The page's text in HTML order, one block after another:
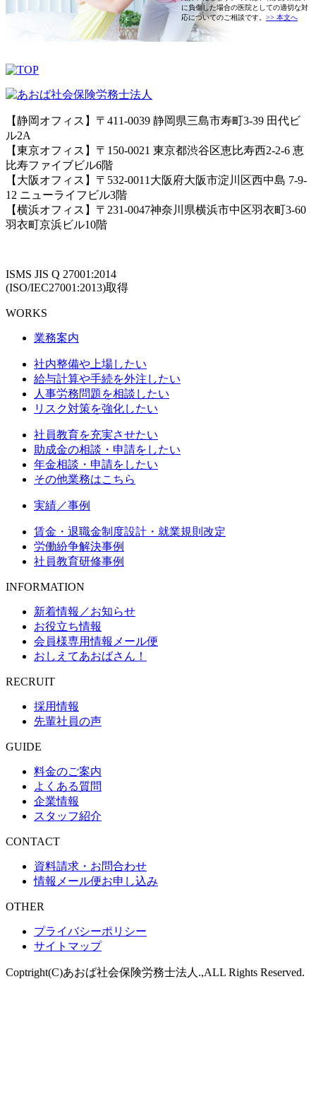
に負傷した場合の医院としての適切な対
応についてのご相談です。 >> 本文へ
【静岡オフィス】〒411-0039 静岡県三島市寿町3-39 田代ビ
ル2A
【東京オフィス】〒150-0021 東京都渋谷区恵比寿西2-2-6 恵
比寿ファイブビル6階
【大阪オフィス】〒532-0011大阪府大阪市淀川区西中島 7-9-
12 ニューライフビル3階
【横浜オフィス】〒231-0047神奈川県横浜市中区羽衣町3-60
羽衣町京浜ビル10階
ISMS JIS Q 27001:2014
(ISO/IEC27001:2013)取得
WORKS
業務案内
社内整備や上場したい
給与計算や手続を外注したい
人事労務問題を相談したい
リスク対策を強化したい
社員教育を充実させたい
助成金の相談・申請をしたい
年金相談・申請をしたい
その他業務はこちら
実績／事例
賃金・退職金制度設計・就業規則改定
労働紛争解決事例
社員教育研修事例
INFORMATION
新着情報／お知らせ
お役立ち情報
会員様専用情報メール便
おしえてあおばさん！
RECRUIT
採用情報
先輩社員の声
GUIDE
料金のご案内
よくある質問
企業情報
スタッフ紹介
CONTACT
資料請求・お問合わせ
情報メール便お申し込み
OTHER
プライバシーポリシー
サイトマップ
Coptright(C)あおば社会保険労務士法人.,ALL Rights Reserved.